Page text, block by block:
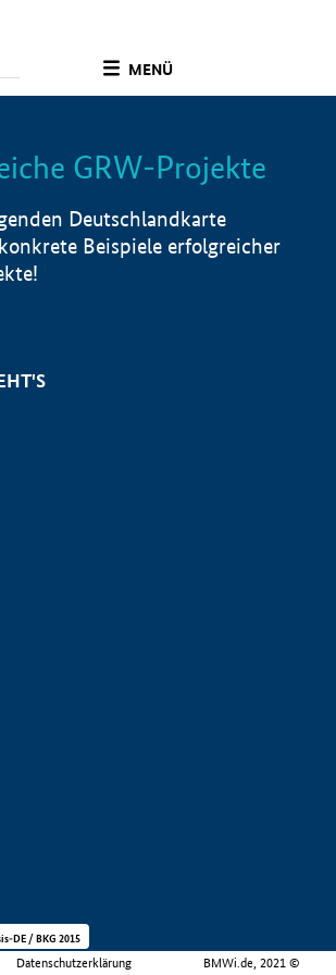
MENÜ
Info
GRW-Projekte
Deutschlandkarte
Beispiele erfolgreicher
Datenschutzerklärung BMWi.de, 2021 ©
DE / BKG 2015